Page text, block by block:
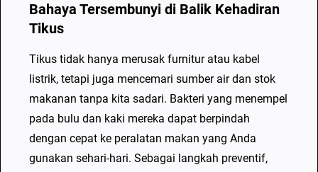
Bahaya Tersembunyi di Balik Kehadiran
Tikus
Tikus tidak hanya merusak furnitur atau kabel
listrik, tetapi juga mencemari sumber air dan stok
makanan tanpa kita sadari. Bakteri yang menempel
pada bulu dan kaki mereka dapat berpindah
dengan cepat ke peralatan makan yang Anda
gunakan sehari-hari. Sebagai langkah preventif,